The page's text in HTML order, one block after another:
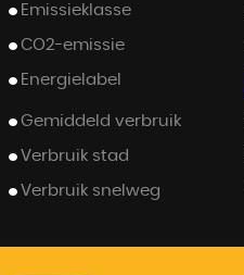
Emissieklasse
CO2-emissie
Energielabel
Gemiddeld verbruik
Verbruik stad
Verbruik snelweg